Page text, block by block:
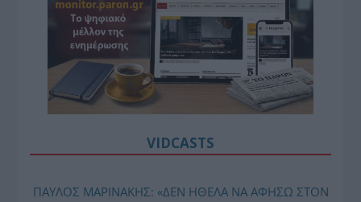
VIDCASTS
ΠΑΥΛΟΣ ΜΑΡΙΝΑΚΗΣ: «ΔΕΝ ΗΘΕΛΑ ΝΑ ΑΦΗΣΩ ΣΤΟΝ